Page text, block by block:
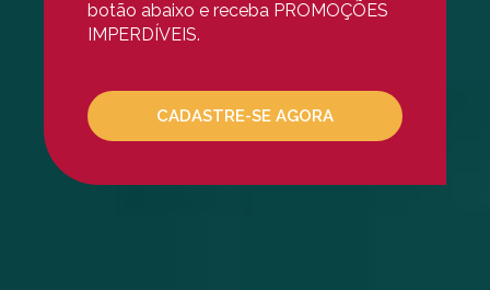
Mesoterapia Capilar
NCTF
Peeling De Ácido
Peeling De Ácido
botão abaixo e receba PROMOÇÕES
IMPERDÍVEIS.
CADASTRE-SE AGORA